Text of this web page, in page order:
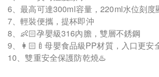
6、最高可達300ml容量，220ml水位刻度
7、輕裝便攜，提杯即沖
8、👶🏻孕嬰級316內膽，雙層不銹鋼
9、👩🏻‍🍼母嬰食品級PP材質，入口更安
10、雙重安全保護防乾燒♨️